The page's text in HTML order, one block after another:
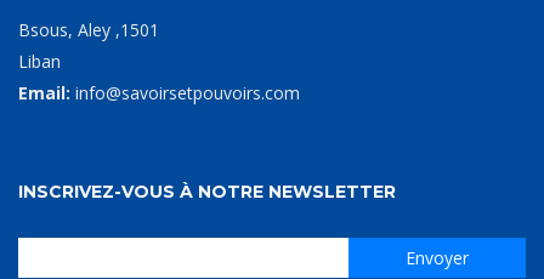
Bsous, Aley ,1501
Liban
Email: info@savoirsetpouvoirs.com
INSCRIVEZ-VOUS À NOTRE NEWSLETTER